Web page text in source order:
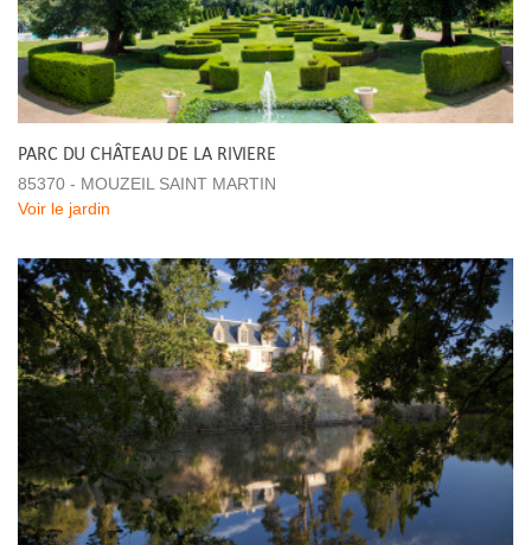
PARC DU CHÂTEAU DE LA RIVIERE
85370 - MOUZEIL SAINT MARTIN
Voir le jardin